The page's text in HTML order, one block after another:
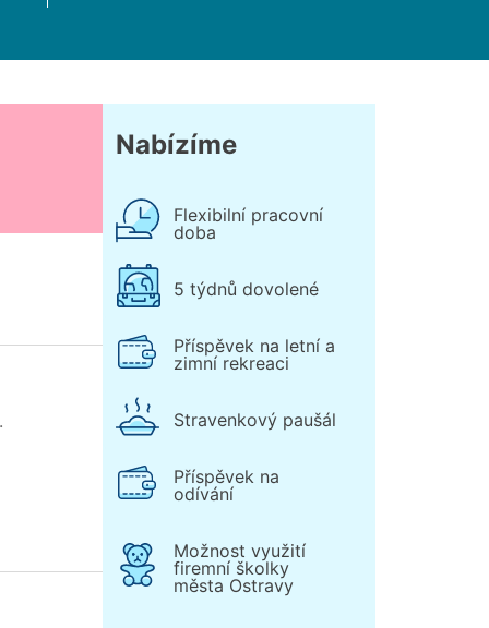
Nabízíme
Flexibilní pracovní
doba
5 týdnů dovolené
Příspěvek na letní a
zimní rekreaci
Stravenkový paušál
Příspěvek na
odívání
Možnost využití
firemní školky
města Ostravy